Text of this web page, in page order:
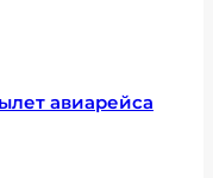
авиарейса